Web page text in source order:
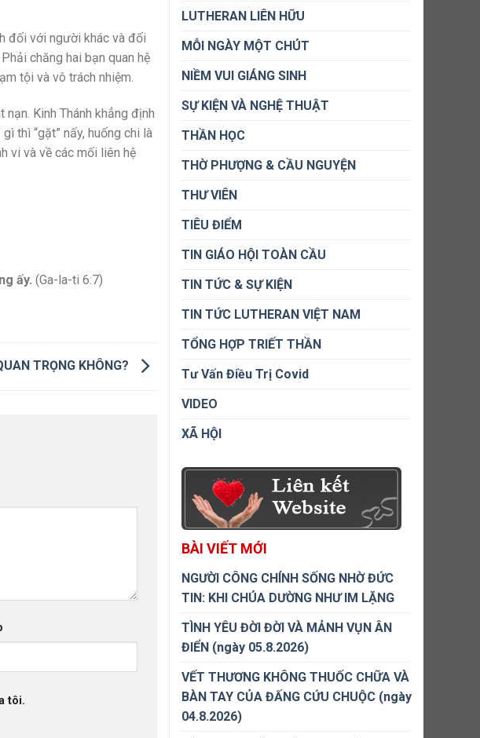
đối với người khác và đối
chăng hai bạn quan hệ
tội và vô trách nhiệm.
Kinh Thánh khẳng định
thì “gặt” nấy, huống chi là
vi và về các mối liên hệ
ấy. (Ga-la-ti 6:7)
TRỌNG KHÔNG?
tôi.
LUTHERAN LIÊN HỮU
MỖI NGÀY MỘT CHÚT
NIỀM VUI GIÁNG SINH
SỰ KIỆN VÀ NGHỆ THUẬT
THẦN HỌC
THỜ PHƯỢNG & CẦU NGUYỆN
THƯ VIÊN
TIÊU ĐIỂM
TIN GIÁO HỘI TOÀN CẦU
TIN TỨC & SỰ KIỆN
TIN TỨC LUTHERAN VIỆT NAM
TỔNG HỢP TRIẾT THẦN
Tư Vấn Điều Trị Covid
VIDEO
XÃ HỘI
BÀI VIẾT MỚI
NGƯỜI CÔNG CHÍNH SỐNG NHỜ ĐỨC
TIN: KHI CHÚA DƯỜNG NHƯ IM LẶNG
TÌNH YÊU ĐỜI ĐỜI VÀ MẢNH VỤN ÂN
ĐIỂN (ngày 05.8.2026)
VẾT THƯƠNG KHÔNG THUỐC CHỮA VÀ
BÀN TAY CỦA ĐẤNG CỨU CHUỘC (ngày
04.8.2026)